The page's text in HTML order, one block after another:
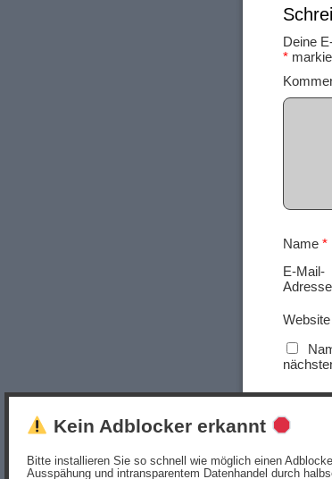
Deine
*
Name *
E-Mail-
Adresse
Website
Kein Adblocker erkannt
Bitte installieren Sie so schnell wie möglich einen
Ausspähung und intransparentem Datenhandel durch